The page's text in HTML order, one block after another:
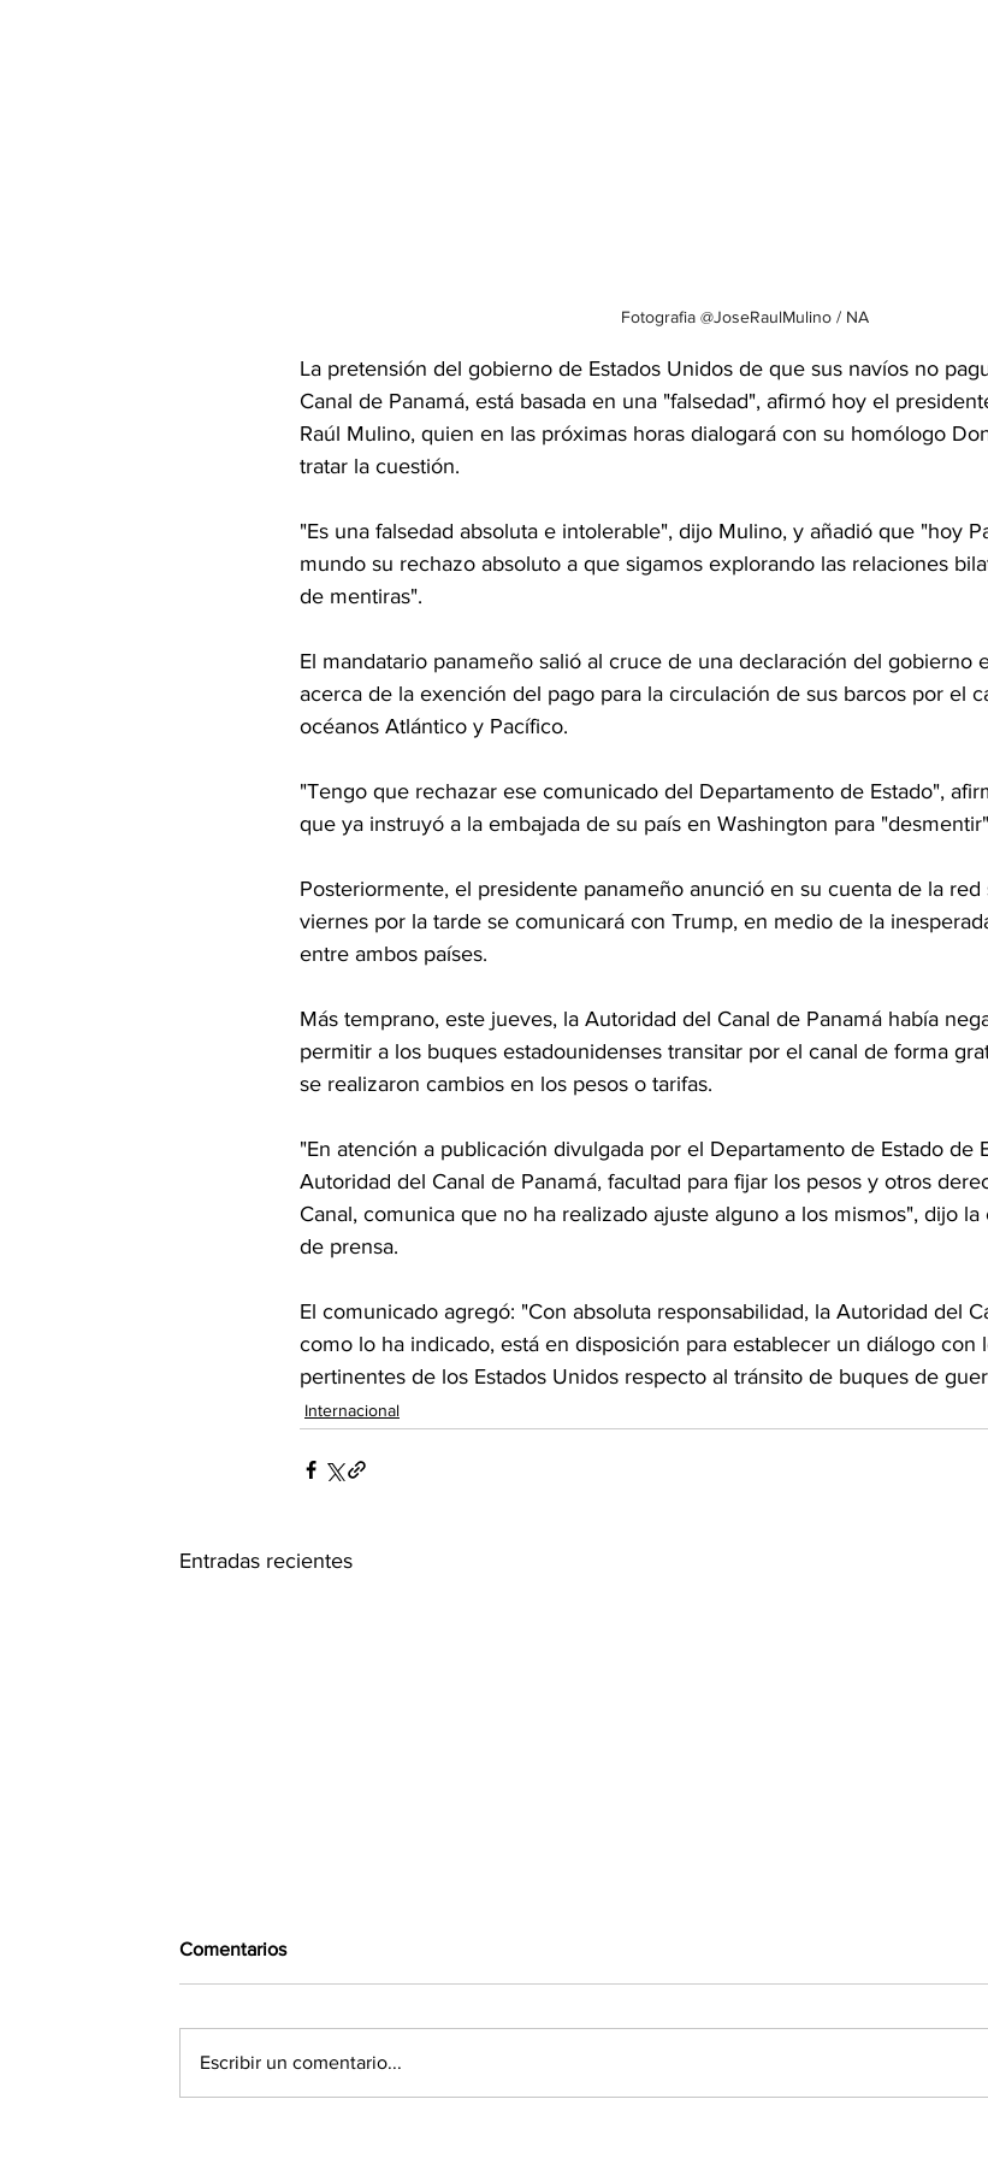
Fotografia @JoseRaulMulino / NA
La pretensión del gobierno de Estados Unidos de que sus navíos no
Canal de Panamá, está basada en una "falsedad", afirmó hoy el
Raúl Mulino, quien en las próximas horas dialogará con su homólogo
tratar la cuestión.
"Es una falsedad absoluta e intolerable", dijo Mulino, y añadió que "hoy
mundo su rechazo absoluto a que sigamos explorando las relaciones
de mentiras".
El mandatario panameño salió al cruce de una declaración del gobierno
acerca de la exención del pago para la circulación de sus barcos por el
océanos Atlántico y Pacífico.
"Tengo que rechazar ese comunicado del Departamento de Estado",
que ya instruyó a la embajada de su país en Washington para
Posteriormente, el presidente panameño anunció en su cuenta de la
viernes por la tarde se comunicará con Trump, en medio de la
entre ambos países.
Más temprano, este jueves, la Autoridad del Canal de Panamá había
permitir a los buques estadounidenses transitar por el canal de forma
se realizaron cambios en los pesos o tarifas.
"En atención a publicación divulgada por el Departamento de Estado de
Autoridad del Canal de Panamá, facultad para fijar los pesos y otros
Canal, comunica que no ha realizado ajuste alguno a los mismos", dijo
de prensa.
El comunicado agregó: "Con absoluta responsabilidad, la Autoridad del
como lo ha indicado, está en disposición para establecer un diálogo con
pertinentes de los Estados Unidos respecto al tránsito de buques de
Internacional
Entradas recientes
Comentarios
Escribir un comentario...